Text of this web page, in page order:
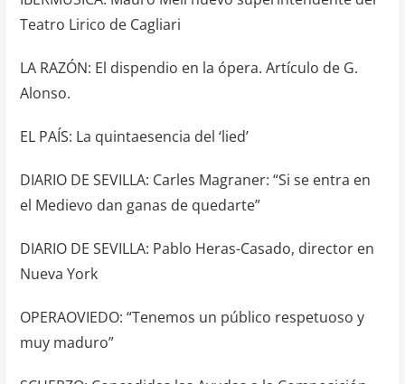
Teatro Lirico de Cagliari
LA RAZÓN: El dispendio en la ópera. Artículo de G.
Alonso.
EL PAÍS: La quintaesencia del ‘lied’
DIARIO DE SEVILLA: Carles Magraner: “Si se entra en
el Medievo dan ganas de quedarte”
DIARIO DE SEVILLA: Pablo Heras-Casado, director en
Nueva York
OPERAOVIEDO: “Tenemos un público respetuoso y
muy maduro”